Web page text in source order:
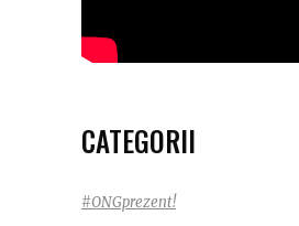
CATEGORII
#ONGprezent!